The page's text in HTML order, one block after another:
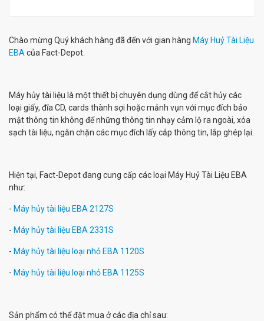
Chào mừng Quý khách hàng đã đến với gian hàng Máy Huỷ Tài Liệu
EBA của Fact-Depot.
Máy hủy tài liệu là một thiết bị chuyên dụng dùng để cắt hủy các
loại giấy, đĩa CD, cards thành sợi hoặc mảnh vụn với mục đích bảo
mật thông tin không để những thông tin nhạy cảm lộ ra ngoài, xóa
sạch tài liệu, ngăn chặn các mục đích lấy cắp thông tin, lắp ghép lại.
Hiện tại, Fact-Depot đang cung cấp các loại Máy Huỷ Tài Liệu EBA
như:
- Máy hủy tài liệu EBA 2127S
- Máy hủy tài liệu EBA 2331S
- Máy hủy tài liệu loại nhỏ EBA 1120S
- Máy hủy tài liệu loại nhỏ EBA 1125S
Sản phẩm có thể đặt mua ở các địa chỉ sau: